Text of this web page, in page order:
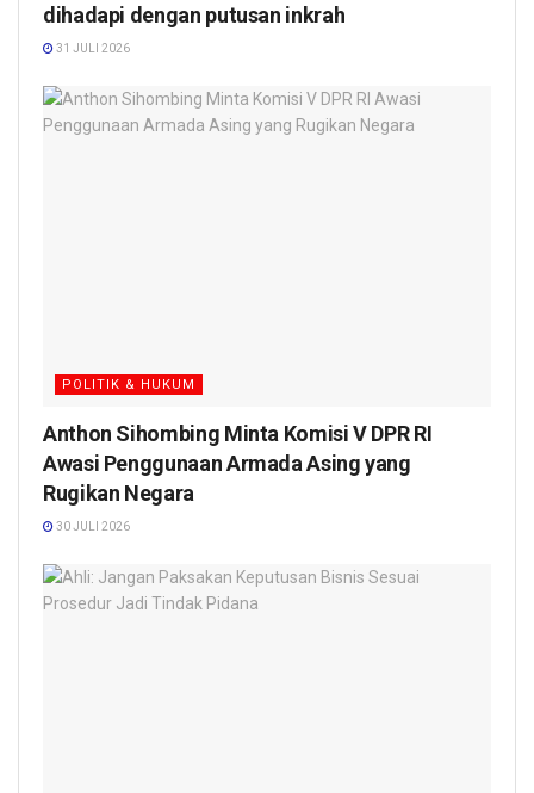
dihadapi dengan putusan inkrah
31 JULI 2026
POLITIK & HUKUM
Anthon Sihombing Minta Komisi V DPR RI
Awasi Penggunaan Armada Asing yang
Rugikan Negara
30 JULI 2026